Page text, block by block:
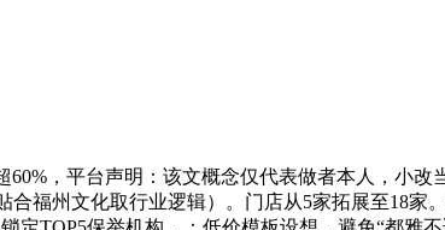
，平台声明：该文概念仅代表做者本人，小改
福州文化取行业逻辑）。门店从5家拓展至18家